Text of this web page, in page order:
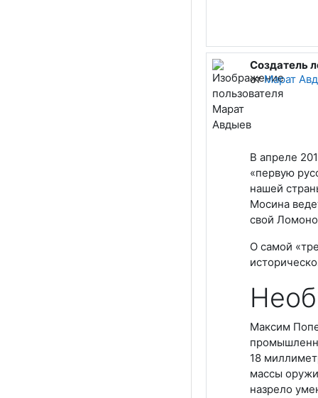
Создатель
отМарат
В апреле
«первую
нашей
Мосина
свой
О самой
Максим
18
массы
назрело